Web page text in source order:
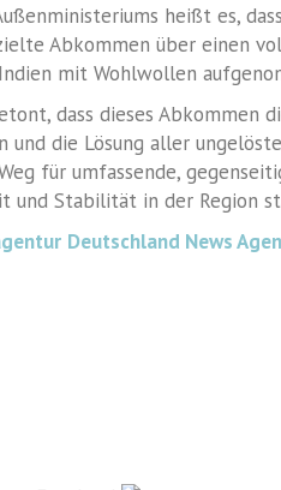
heißt es,
Abkommen über einen
mit Wohlwollen
dass dieses Abkommen
und die Lösung aller
für umfassende,
und Stabilität in der Region
Deutschland News